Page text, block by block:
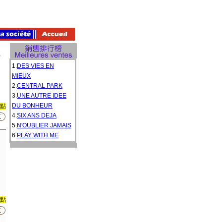
1.DES VIES EN
MIEUX
2.CENTRAL PARK
3.UNE AUTRE IDEE
DU BONHEUR
4.SIX ANS DEJA
5.N'OUBLIER JAMAIS
6.PLAY WITH ME